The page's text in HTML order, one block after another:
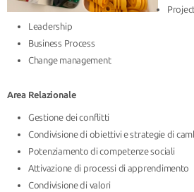
Leadership
Business Process
Change management
Area Relazionale
Gestione dei conflitti
Condivisione di obiettivi e strategie di
Potenziamento di competenze sociali
Attivazione di processi di apprendimento
Condivisione di valori